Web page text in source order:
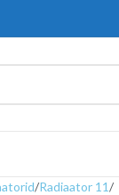
/Radiaator 11/